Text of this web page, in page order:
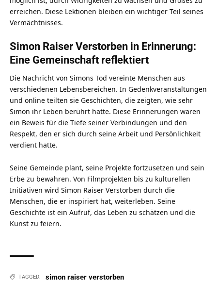
erreichen. Diese Lektionen bleiben ein wichtiger Teil seines
Vermächtnisses.
Simon Raiser Verstorben in Erinnerung:
Eine Gemeinschaft reflektiert
Die Nachricht von Simons Tod vereinte Menschen aus
verschiedenen Lebensbereichen. In Gedenkveranstaltungen
und online teilten sie Geschichten, die zeigten, wie sehr
Simon ihr Leben berührt hatte. Diese Erinnerungen waren
ein Beweis für die Tiefe seiner Verbindungen und den
Respekt, den er sich durch seine Arbeit und Persönlichkeit
verdient hatte.
Seine Gemeinde plant, seine Projekte fortzusetzen und sein
Erbe zu bewahren. Von Filmprojekten bis zu kulturellen
Initiativen wird Simon Raiser Verstorben durch die
Menschen, die er inspiriert hat, weiterleben. Seine
Geschichte ist ein Aufruf, das Leben zu schätzen und die
Kunst zu feiern.
TAGGED: simon raiser verstorben